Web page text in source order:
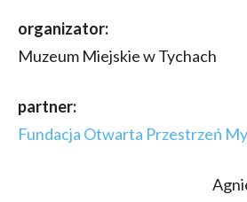
organizator:
Muzeum Miejskie w Tychach
partner:
Fundacja Otwarta Przestrzeń